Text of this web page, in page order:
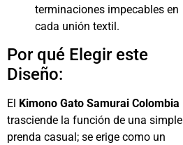
terminaciones impecables en
cada unión textil.
Por qué Elegir este
Diseño:
El Kimono Gato Samurai Colombia
trasciende la función de una simple
prenda casual; se erige como un